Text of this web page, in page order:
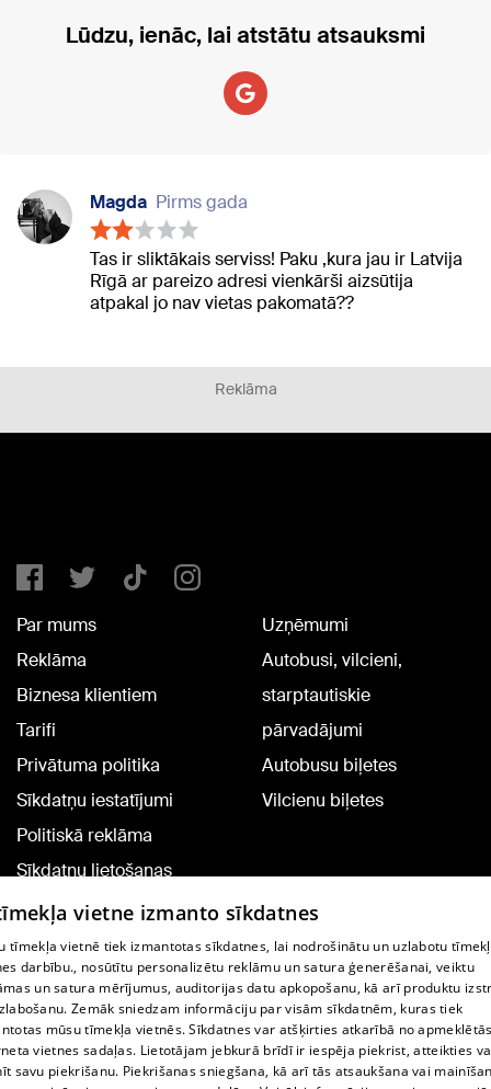
Lūdzu, ienāc, lai atstātu atsauksmi
Magda Pirms gada
Tas ir sliktākais serviss! Paku ,kura jau ir Latvija
Rīgā ar pareizo adresi vienkārši aizsūtija
atpakal jo nav vietas pakomatā??
Reklāma
Par mums
Reklāma
Biznesa klientiem
Tarifi
Privātuma politika
Sīkdatņu iestatījumi
Politiskā reklāma
Sīkdatņu lietošanas
noteikumi
Komentāru pievienošana
Uzņēmumi
Autobusi, vilcieni,
starptautiskie
pārvadājumi
Autobusu biļetes
Vilcienu biļetes
TV programma
Līguma noteikumi
360 Ziņu kontakti
vietne izmanto sīkdatnes
tīmekļa vietnē tiek izmantotas sīkdatnes, lai nodrošinātu un uzlabotu
darbību., nosūtītu personalizētu reklāmu un satura ģenerēšanai, veiktu
un satura mērījumus, auditorijas datu apkopošanu, kā arī produktu
Zemāk sniedzam informāciju par visām sīkdatnēm, kuras tiek
mūsu tīmekļa vietnēs. Sīkdatnes var atšķirties atkarībā no
vietnes sadaļas. Lietotājam jebkurā brīdī ir iespēja piekrist, atteikties
savu piekrišanu. Piekrišanas sniegšana, kā arī tās atsaukšana vai